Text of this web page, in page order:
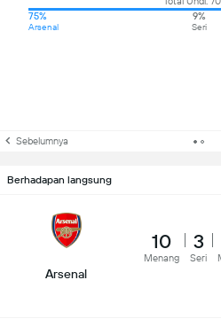
75%
Arsenal
9%
Seri
Sebelumnya
Berhadapan langsung
Arsenal
10
Menang
3
Seri